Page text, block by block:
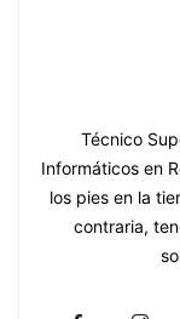
Técnico
Informáticos en
los pies en la
contraria,